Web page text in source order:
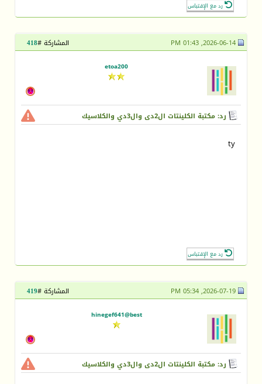
رد مع الإقتباس
المشاركة #418
etoa200
رد: مكتبة الكلينتات ال2دى وال3دي والكلاسيك
ty
رد مع الإقتباس
المشاركة #419
hinegef641@best
رد: مكتبة الكلينتات ال2دى وال3دي والكلاسيك